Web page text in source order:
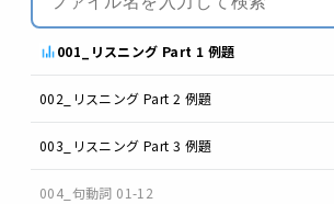
001_リスニング Part 1 例題
002_リスニング Part 2 例題
003_リスニング Part 3 例題
004_句動詞 01-12